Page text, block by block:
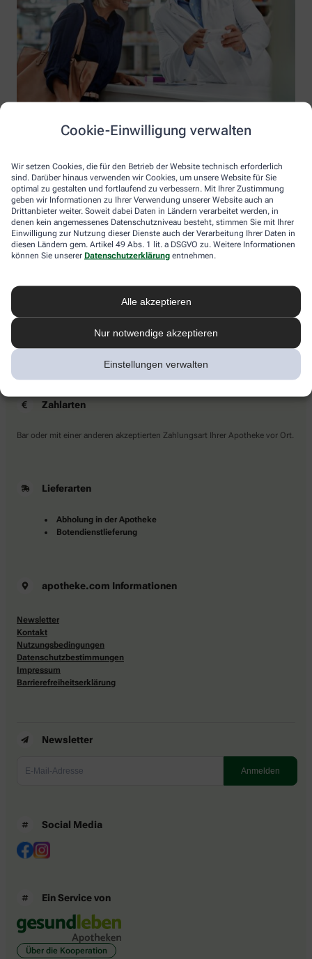
Cookie-Einwilligung verwalten
Wir setzen Cookies, die für den Betrieb der Website technisch erforderlich
sind. Darüber hinaus verwenden wir Cookies, um unsere Website für Sie
optimal zu gestalten und fortlaufend zu verbessern. Mit Ihrer Zustimmung
geben wir Informationen zu Ihrer Verwendung unserer Website auch an
Drittanbieter weiter. Soweit dabei Daten in Ländern verarbeitet werden, in
denen kein angemessenes Datenschutzniveau besteht, stimmen Sie mit Ihrer
Einwilligung zur Nutzung dieser Dienste auch der Verarbeitung Ihrer Daten in
diesen Ländern gem. Artikel 49 Abs. 1 lit. a DSGVO zu. Weitere Informationen
können Sie unserer Datenschutzerklärung entnehmen.
Alle akzeptieren
Nur notwendige akzeptieren
Einstellungen verwalten
Information der Stadt-Apotheke Kirchberg
Stadt-Apotheke Kirchberg
08107 Kirchberg
Kontaktieren Sie uns direkt.
Zahlarten
Bar oder mit einer anderen akzeptierten Zahlungsart Ihrer Apotheke vor Ort.
Lieferarten
Abholung in der Apotheke
Botendienstlieferung
apotheke.com Informationen
Newsletter
Kontakt
Nutzungsbedingungen
Datenschutzbestimmungen
Impressum
Barrierefreiheitserklärung
Newsletter
Social Media
Ein Service von
Über die Kooperation